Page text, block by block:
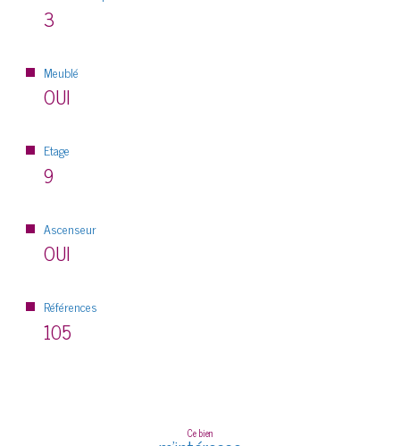
3
Meublé
OUI
Etage
9
Ascenseur
OUI
Références
105
Ce bien